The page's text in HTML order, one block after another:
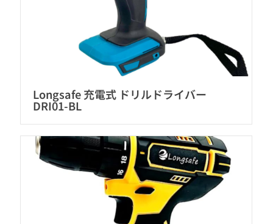
Longsafe 充電式 ドリルドライバー
DRI01-BL